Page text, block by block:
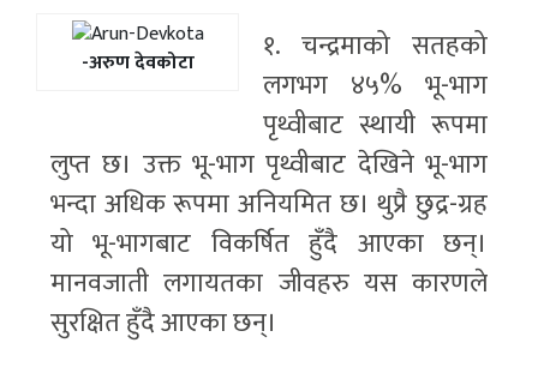
-अरुण देवकोटा
१. चन्द्रमाको सतहको
लगभग ४५% भू-भाग
पृथ्वीबाट स्थायी रूपमा
लुप्त छ। उक्त भू-भाग पृथ्वीबाट देखिने भू-भाग
भन्दा अधिक रूपमा अनियमित छ। थुप्रै छुद्र-ग्रह
यो भू-भागबाट विकर्षित हुँदै आएका छन्।
मानवजाती लगायतका जीवहरु यस कारणले
सुरक्षित हुँदै आएका छन्।